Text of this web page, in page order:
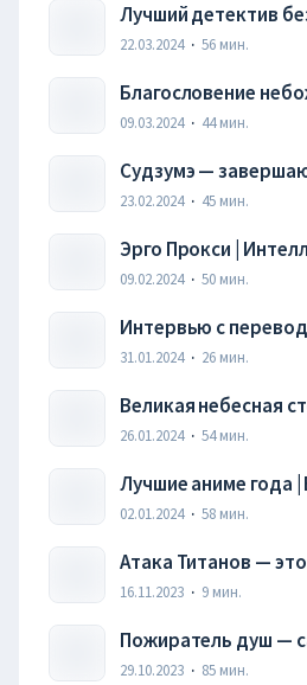
Лучший детектив
22.03.2024 · 56 мин.
Благословение
09.03.2024 · 44 мин.
Судзумэ —
23.02.2024 · 45 мин.
Эрго Прокси |
09.02.2024 · 50 мин.
Интервью с
31.01.2024 · 26 мин.
Великая небесная
прошлого года
26.01.2024 · 54 мин.
Лучшие аниме года |
02.01.2024 · 58 мин.
Атака Титанов —
16.11.2023 · 9 мин.
Пожиратель душ —
29.10.2023 · 85 мин.